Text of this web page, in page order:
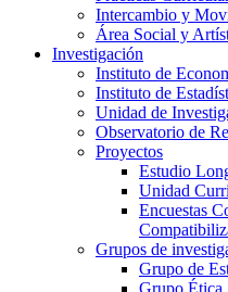
Intercambio y
Área Social y
Investigación
Instituto de
Instituto de
Unidad de
Observatorio de
Proyectos
Estudio
Unidad
Encuestas
Grupos de
Grupo de
Grupo